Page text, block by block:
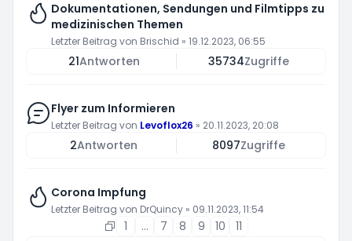
Dokumentationen, Sendungen und Filmtipps zu
medizinischen Themen
Letzter Beitrag von Brischid » 19.12.2023, 06:55
21Antworten 35734Zugriffe
Flyer zum Informieren
Letzter Beitrag von Levoflox26 » 20.11.2023, 20:08
2Antworten 8097Zugriffe
Corona Impfung
Letzter Beitrag von DrQuincy » 09.11.2023, 11:54
1 … 7 8 9 10
11